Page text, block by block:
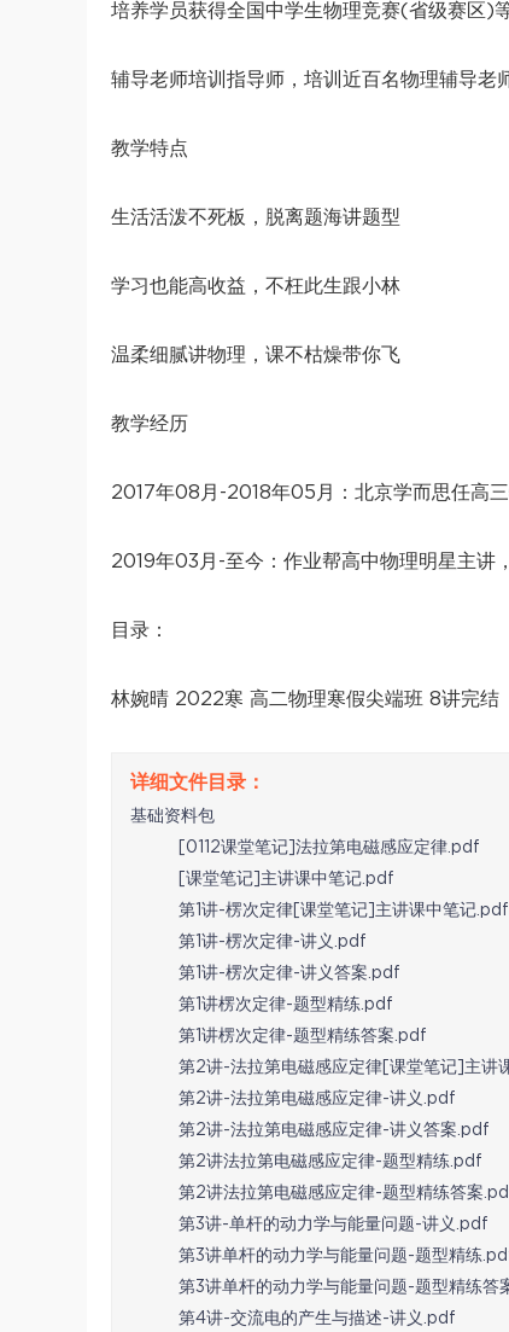
培养学员获得全国中学生物理竞赛(省级赛区)
辅导老师培训指导师，培训近百名物理辅导老
教学特点
生活活泼不死板，脱离题海讲题型
学习也能高收益，不枉此生跟小林
温柔细腻讲物理，课不枯燥带你飞
教学经历
2017年08月-2018年05月：北京学而思任高
2019年03月-至今：作业帮高中物理明星主讲
目录：
林婉晴 2022寒 高二物理寒假尖端班 8讲完结
基础资料包
[0112课堂笔记]法拉第电磁感应定律.pdf
[课堂笔记]主讲课中笔记.pdf
第1讲-楞次定律[课堂笔记]主讲课中笔记.pdf
第1讲-楞次定律-讲义.pdf
第1讲-楞次定律-讲义答案.pdf
第1讲楞次定律-题型精练.pdf
第1讲楞次定律-题型精练答案.pdf
第2讲-法拉第电磁感应定律[课堂笔记]主讲
第2讲-法拉第电磁感应定律-讲义.pdf
第2讲-法拉第电磁感应定律-讲义答案.pdf
第2讲法拉第电磁感应定律-题型精练.pdf
第2讲法拉第电磁感应定律-题型精练答案
第3讲-单杆的动力学与能量问题-讲义.pdf
第3讲单杆的动力学与能量问题-题型精练
第3讲单杆的动力学与能量问题-题型精练答
第4讲-交流电的产生与描述-讲义.pdf